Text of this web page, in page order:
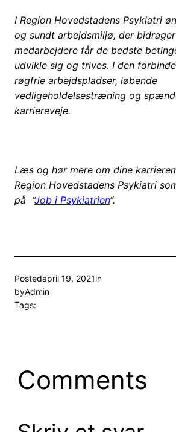
I Region Hovedstadens Psykiatri
og sundt arbejdsmiljø, der
medarbejdere får de bedste
udvikle sig og trives. I den
røgfrie arbejdspladser, løbende
vedligeholdelsestræning og
karriereveje.
Læs og hør mere om dine
Region Hovedstadens Psykiatri
på “Job i Psykiatrien“.
Postedapril 19, 2021in
byAdmin
Tags:
Comments